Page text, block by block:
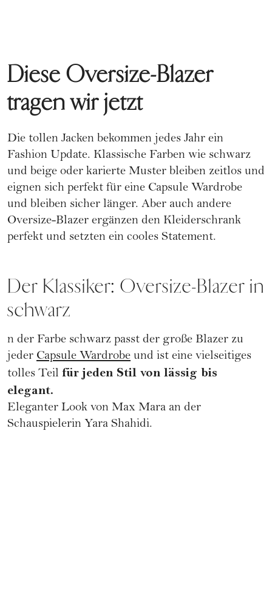
Diese Oversize-Blazer
tragen wir jetzt
Die tollen Jacken bekommen jedes Jahr ein
Fashion Update. Klassische Farben wie schwarz
und beige oder karierte Muster bleiben zeitlos und
eignen sich perfekt für eine Capsule Wardrobe
und bleiben sicher länger. Aber auch andere
Oversize-Blazer ergänzen den Kleiderschrank
perfekt und setzten ein cooles Statement.
Der Klassiker: Oversize-Blazer in
schwarz
n der Farbe schwarz passt der große Blazer zu
jeder Capsule Wardrobe und ist eine vielseitiges
tolles Teil für jeden Stil von lässig bis
elegant.
Eleganter Look von Max Mara an der
Schauspielerin Yara Shahidi.